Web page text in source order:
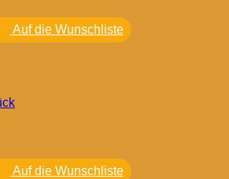
Auf die Wunschliste
Auf die Wunschliste